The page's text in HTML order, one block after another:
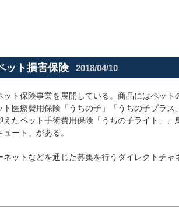
ット損害保険 2018/04/10
ト保険事業を展開している。商品にはペッ
医療費用保険「うちの子」「うちの子プラス
たペット手術費用保険「うちの子ライト」、
ート」がある。
ットなどを通じた募集を行うダイレクトチャ